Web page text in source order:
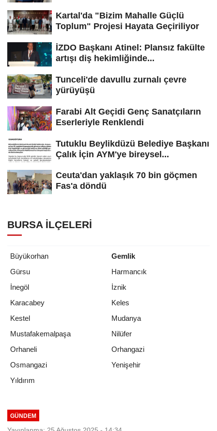
Kartal'da "Bizim Mahalle Güçlü
Toplum" Projesi Hayata Geçiriliyor
İZDO Başkanı Atinel: Plansız fakülte
artışı diş hekimliğinde...
Tunceli'de davullu zurnalı çevre
yürüyüşü
Farabi Alt Geçidi Genç Sanatçıların
Eserleriyle Renklendi
Tutuklu Beylikdüzü Belediye Başkanı
Çalık İçin AYM'ye bireysel...
Ceuta'dan yaklaşık 70 bin göçmen
Fas'a döndü
BURSA İLÇELERI
Büyükorhan
Gemlik
Gürsu
Harmancık
İnegöl
İznik
Karacabey
Keles
Kestel
Mudanya
Mustafakemalpaşa
Nilüfer
Orhaneli
Orhangazi
Osmangazi
Yenişehir
Yıldırım
GÜNDEM